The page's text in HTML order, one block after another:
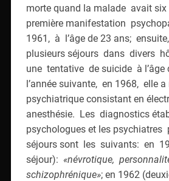
morte quand la malade avait six
première manifestation
1961, à l’âge de 23 ans;
plusieurs séjours dans divers
une tentative de suicide à l’âge
l’année suivante, en 1968, elle
psychiatrique consistant en
anesthésie. Les diagnostics
psychologues et les psychiatres
séjours sont les suivants: en
séjour): «névrotique,
schizophrénique»; en 1962